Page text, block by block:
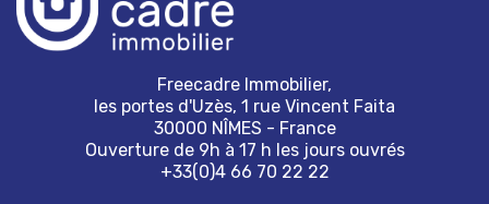
Freecadre Immobilier,
les portes d'Uzès, 1 rue Vincent Faita
30000 NÎMES - France
Ouverture de 9h à 17 h les jours ouvrés
+33(0)4 66 70 22 22